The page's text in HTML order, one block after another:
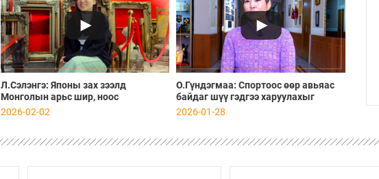
Л.Сэлэнгэ: Японы зах зээлд
Монголын арьс шир, ноос
ноолуурыг ашиглан цүнх
2026-02-02
О.Гүндэгмаа: Спортоос өөр авьяас
байдаг шүү гэдгээ харуулахыг
зорьж, гэнэтийн бэлэг бэлдсэн
2026-01-28